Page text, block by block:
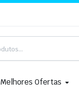
Melhores Ofertas